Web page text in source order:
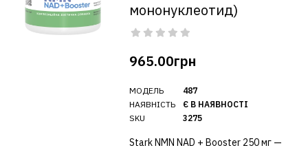
мононуклеотид)
965.00грн
МОДЕЛЬ
НАЯВНІСТЬ
SKU
487
Є В НАЯВНОСТІ
3275
Stark NMN NAD + Booster 250 мг —